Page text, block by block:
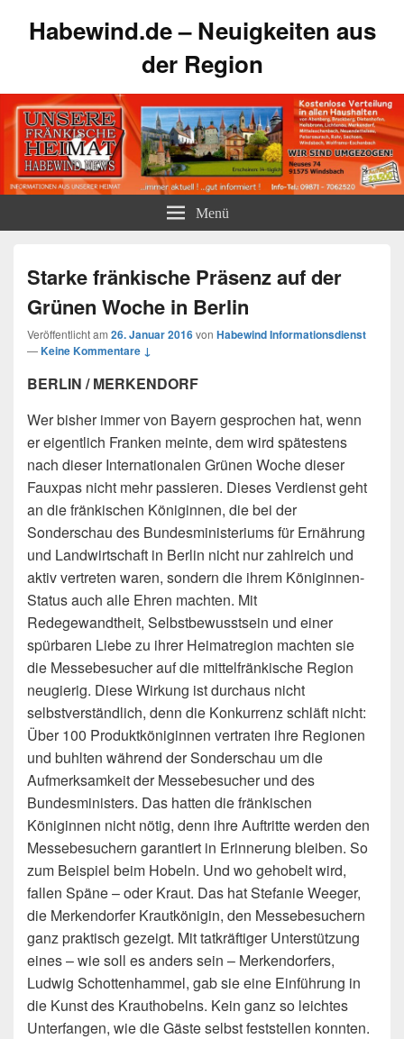
Habewind.de – Neuigkeiten aus
der Region
Menü
Starke fränkische Präsenz auf der
Grünen Woche in Berlin
Veröffentlicht am 26. Januar 2016von Habewind Informationsdienst
—Keine Kommentare ↓
BERLIN / MERKENDORF
Wer bisher immer von Bayern gesprochen hat, wenn
er eigentlich Franken meinte, dem wird spätestens
nach dieser Internationalen Grünen Woche dieser
Fauxpas nicht mehr passieren. Dieses Verdienst geht
an die fränkischen Königinnen, die bei der
Sonderschau des Bundesministeriums für Ernährung
und Landwirtschaft in Berlin nicht nur zahlreich und
aktiv vertreten waren, sondern die ihrem Königinnen-
Status auch alle Ehren machten. Mit
Redegewandtheit, Selbstbewusstsein und einer
spürbaren Liebe zu ihrer Heimatregion machten sie
die Messebesucher auf die mittelfränkische Region
neugierig. Diese Wirkung ist durchaus nicht
selbstverständlich, denn die Konkurrenz schläft nicht:
Über 100 Produktköniginnen vertraten ihre Regionen
und buhlten während der Sonderschau um die
Aufmerksamkeit der Messebesucher und des
Bundesministers. Das hatten die fränkischen
Königinnen nicht nötig, denn ihre Auftritte werden den
Messebesuchern garantiert in Erinnerung bleiben. So
zum Beispiel beim Hobeln. Und wo gehobelt wird,
fallen Späne – oder Kraut. Das hat Stefanie Weeger,
die Merkendorfer Krautkönigin, den Messebesuchern
ganz praktisch gezeigt. Mit tatkräftiger Unterstützung
eines – wie soll es anders sein – Merkendorfers,
Ludwig Schottenhammel, gab sie eine Einführung in
die Kunst des Krauthobelns. Kein ganz so leichtes
Unterfangen, wie die Gäste selbst feststellen konnten.